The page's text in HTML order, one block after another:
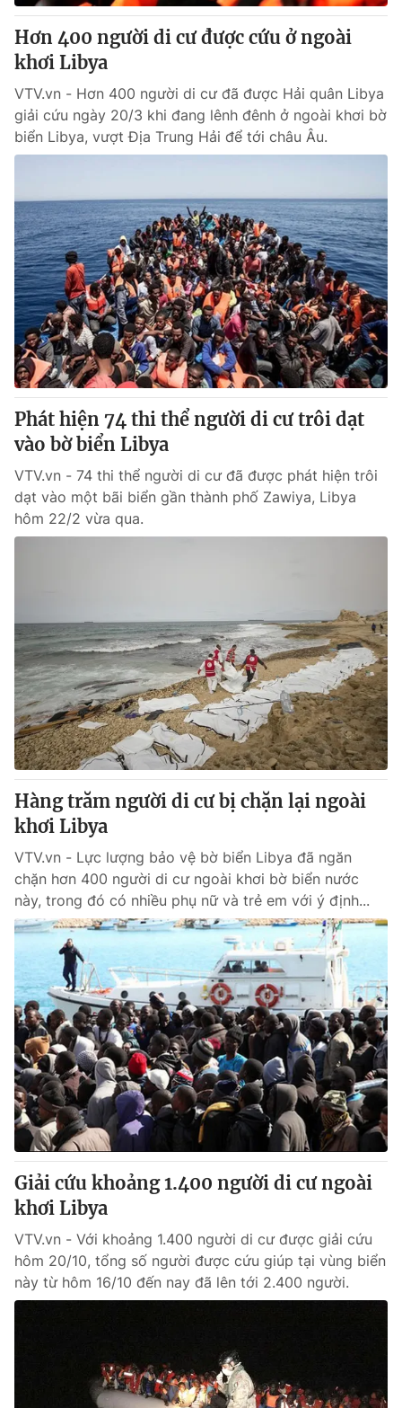
Hơn 400 người di cư được cứu ở ngoài
khơi Libya
VTV.vn - Hơn 400 người di cư đã được Hải quân Libya
giải cứu ngày 20/3 khi đang lênh đênh ở ngoài khơi bờ
biển Libya, vượt Địa Trung Hải để tới châu Âu.
Phát hiện 74 thi thể người di cư trôi dạt
vào bờ biển Libya
VTV.vn - 74 thi thể người di cư đã được phát hiện trôi
dạt vào một bãi biển gần thành phố Zawiya, Libya
hôm 22/2 vừa qua.
Hàng trăm người di cư bị chặn lại ngoài
khơi Libya
VTV.vn - Lực lượng bảo vệ bờ biển Libya đã ngăn
chặn hơn 400 người di cư ngoài khơi bờ biển nước
này, trong đó có nhiều phụ nữ và trẻ em với ý định...
Giải cứu khoảng 1.400 người di cư ngoài
khơi Libya
VTV.vn - Với khoảng 1.400 người di cư được giải cứu
hôm 20/10, tổng số người được cứu giúp tại vùng biển
này từ hôm 16/10 đến nay đã lên tới 2.400 người.